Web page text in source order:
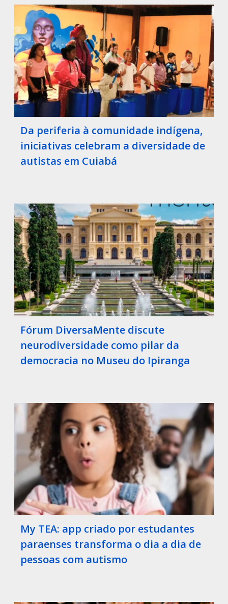
Da periferia à comunidade indígena,
iniciativas celebram a diversidade de
autistas em Cuiabá
Fórum DiversaMente discute
neurodiversidade como pilar da
democracia no Museu do Ipiranga
My TEA: app criado por estudantes
paraenses transforma o dia a dia de
pessoas com autismo